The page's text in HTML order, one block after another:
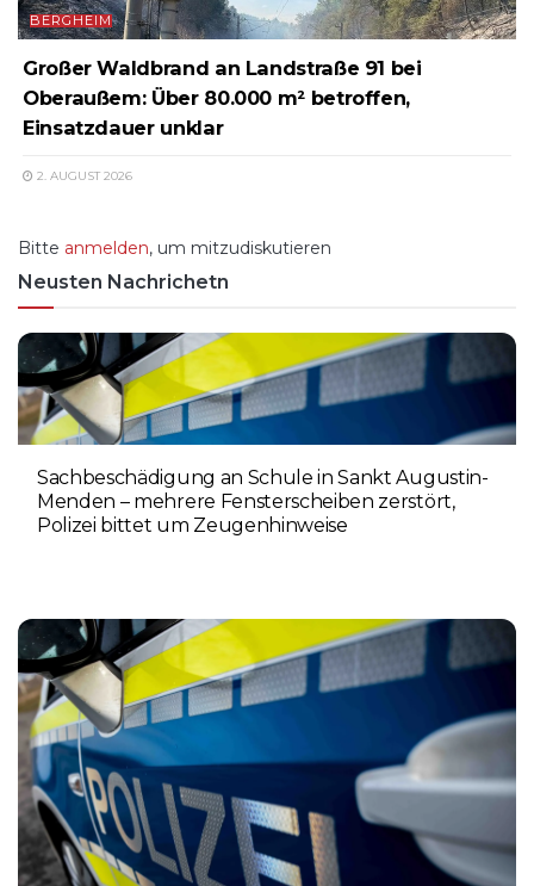
BERGHEIM
Großer Waldbrand an Landstraße 91 bei
Oberaußem: Über 80.000 m² betroffen,
Einsatzdauer unklar
2. AUGUST 2026
Bitte anmelden, um mitzudiskutieren
Neusten Nachrichetn
Sachbeschädigung an Schule in Sankt Augustin-
Menden – mehrere Fensterscheiben zerstört,
Polizei bittet um Zeugenhinweise